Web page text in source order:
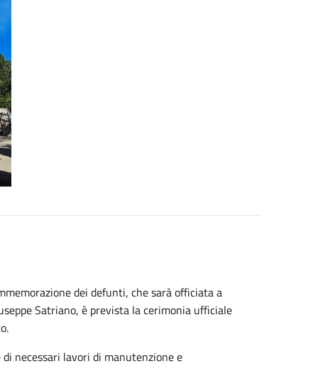
dei defunti, che sarà officiata a
Satriano, è prevista la cerimonia ufficiale
necessari lavori di manutenzione e